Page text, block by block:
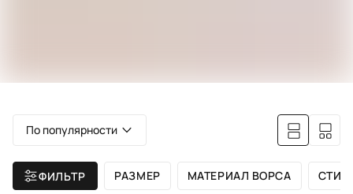
По популярности
ФИЛЬТР РАЗМЕР МАТЕРИАЛ ВОРСА